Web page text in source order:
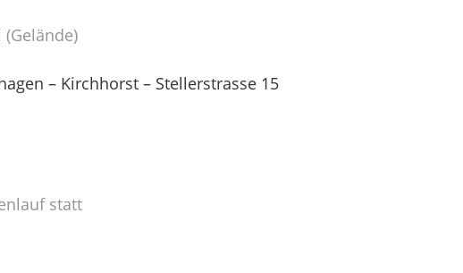
– Kirchhorst – Stellerstrasse 15
statt